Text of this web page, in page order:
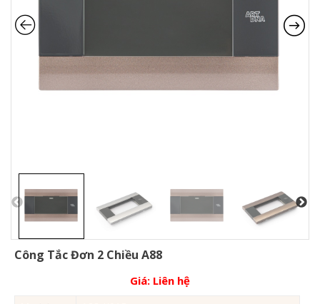
Công Tắc Đơn 2 Chiều A88
Giá: Liên hệ